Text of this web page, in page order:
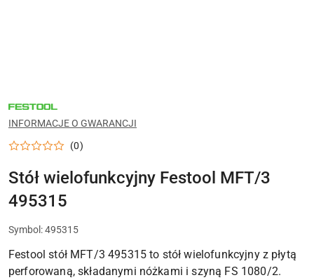
NARZĘDZIA
FESTOOL
DO
WARSZTATU,
MONTAŻU
WYKOŃCZENIOWYCH
INFORMACJE O GWARANCJI
(0)
Stół wielofunkcyjny Festool MFT/3
495315
Symbol:495315
Festool stół MFT/3 495315 to stół wielofunkcyjny z płytą
perforowaną, składanymi nóżkami i szyną FS 1080/2.